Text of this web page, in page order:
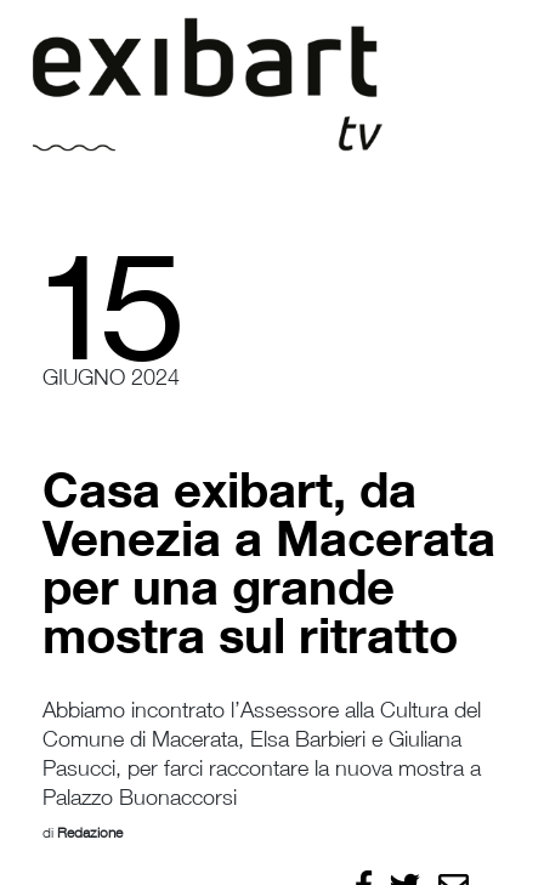
contenuto
15
GIUGNO 2024
Casa exibart, da
Venezia a Macerata
per una grande
mostra sul ritratto
Abbiamo incontrato l’Assessore alla Cultura del
Comune di Macerata, Elsa Barbieri e Giuliana
Pasucci, per farci raccontare la nuova mostra a
Palazzo Buonaccorsi
di Redazione
CondividiCondividi